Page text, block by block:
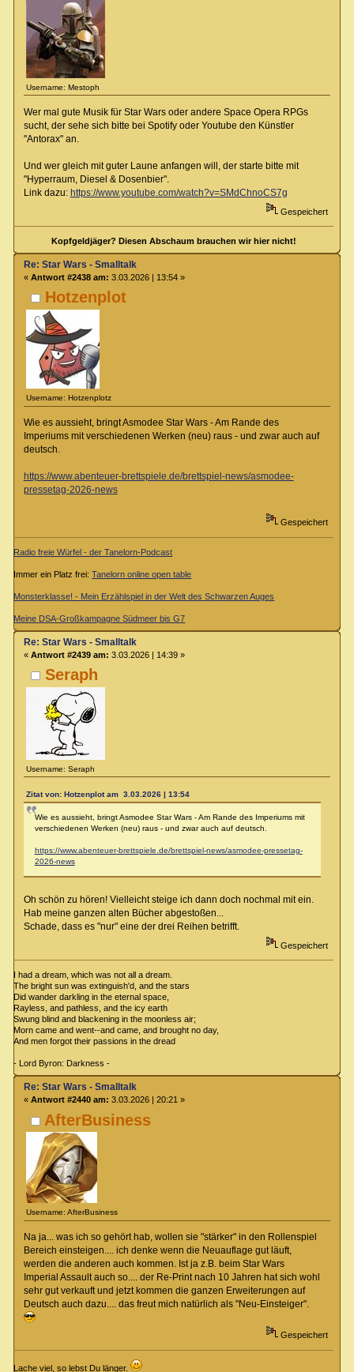
Username: Mestoph
Wer mal gute Musik für Star Wars oder andere Space Opera RPGs
sucht, der sehe sich bitte bei Spotify oder Youtube den Künstler
"Antorax" an.
Und wer gleich mit guter Laune anfangen will, der starte bitte mit
"Hyperraum, Diesel & Dosenbier".
Link dazu: https://www.youtube.com/watch?v=SMdChnoCS7g
Gespeichert
Kopfgeldjäger? Diesen Abschaum brauchen wir hier nicht!
Hotzenplot
Username: Hotzenplotz
Re: Star Wars - Smalltalk
« Antwort #2438 am: 3.03.2026 | 13:54 »
Wie es aussieht, bringt Asmodee Star Wars - Am Rande des
Imperiums mit verschiedenen Werken (neu) raus - und zwar auch auf
deutsch.
https://www.abenteuer-brettspiele.de/brettspiel-news/asmodee-
pressetag-2026-news
Gespeichert
Radio freie Würfel - der Tanelorn-Podcast
Immer ein Platz frei:Tanelorn online open table
Monsterklasse! - Mein Erzählspiel in der Welt des Schwarzen Auges
Meine DSA-Großkampagne Südmeer bis G7
Seraph
Username: Seraph
Re: Star Wars - Smalltalk
« Antwort #2439 am: 3.03.2026 | 14:39 »
Zitat von: Hotzenplot am 3.03.2026 | 13:54
Wie es aussieht, bringt Asmodee Star Wars - Am Rande des Imperiums mit
verschiedenen Werken (neu) raus - und zwar auch auf deutsch.
https://www.abenteuer-brettspiele.de/brettspiel-news/asmodee-pressetag-
2026-news
Oh schön zu hören! Vielleicht steige ich dann doch nochmal mit ein.
Hab meine ganzen alten Bücher abgestoßen...
Schade, dass es "nur" eine der drei Reihen betrifft.
Gespeichert
I had a dream, which was not all a dream.
The bright sun was extinguish'd, and the stars
Did wander darkling in the eternal space,
Rayless, and pathless, and the icy earth
Swung blind and blackening in the moonless air;
Morn came and went--and came, and brought no day,
And men forgot their passions in the dread
- Lord Byron: Darkness -
AfterBusiness
Username: AfterBusiness
Re: Star Wars - Smalltalk
« Antwort #2440 am: 3.03.2026 | 20:21 »
Na ja... was ich so gehört hab, wollen sie "stärker" in den Rollenspiel
Bereich einsteigen.... ich denke wenn die Neuauflage gut läuft,
werden die anderen auch kommen. Ist ja z.B. beim Star Wars
Imperial Assault auch so.... der Re-Print nach 10 Jahren hat sich wohl
sehr gut verkauft und jetzt kommen die ganzen Erweiterungen auf
Deutsch auch dazu.... das freut mich natürlich als "Neu-Einsteiger".
Gespeichert
Lache viel, so lebst Du länger.